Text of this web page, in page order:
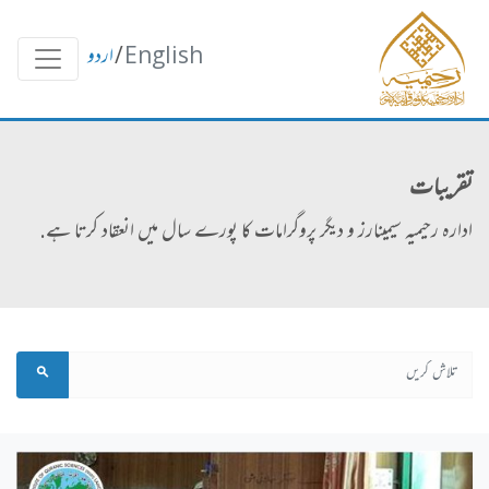
English
/اردو
تقریبات
ادارہ رحیمیہ سیمینارز و دیگر پروگرامات کا پورے سال میں انعقاد کرتا ہے.